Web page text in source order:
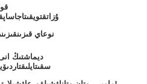
نوعاي
ديماشتىڭ انى